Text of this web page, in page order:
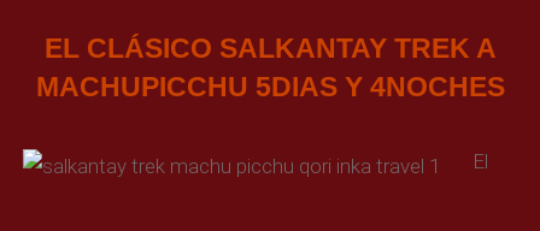
EL CLÁSICO SALKANTAY TREK A
MACHUPICCHU 5DIAS Y 4NOCHES
El